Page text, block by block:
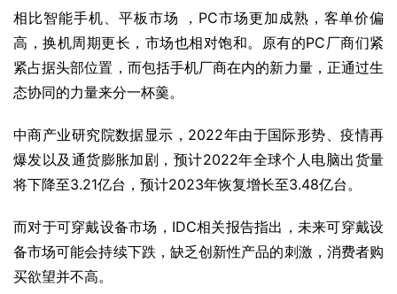
相比智能手机、平板市场 ，PC市场更加成熟，客单价偏
高，换机周期更长，市场也相对饱和。原有的PC厂商们紧
紧占据头部位置，而包括手机厂商在内的新力量，正通过生
态协同的力量来分一杯羹。
中商产业研究院数据显示，2022年由于国际形势 、疫情再
爆发以及通货膨胀加剧，预计2022年全球个人电脑出货量
将下降至3.21亿台，预计2023年恢复增长至3.48亿台。
而对于可穿戴设备市场，IDC相关报告指出，未来可穿戴设
备市场可能会持续下跌，缺乏创新性产品的刺激，消费者购
买欲望并不高。